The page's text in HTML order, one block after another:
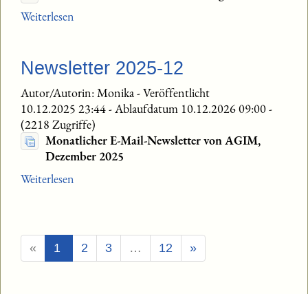
Weiterlesen
Newsletter 2025-12
Autor/Autorin: Monika-Veröffentlicht
10.12.2025 23:44- Ablaufdatum 10.12.2026 09:00-
(2218 Zugriffe)
Monatlicher E-Mail-Newsletter von AGIM,
Dezember 2025
Weiterlesen
« 1 (Aktuell)
2 3 … 12 »